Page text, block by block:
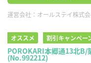
運営会社： オールステイ株式
オススメ 割引キャンペー
POROKARI本郷通13北B/
(No.992212)